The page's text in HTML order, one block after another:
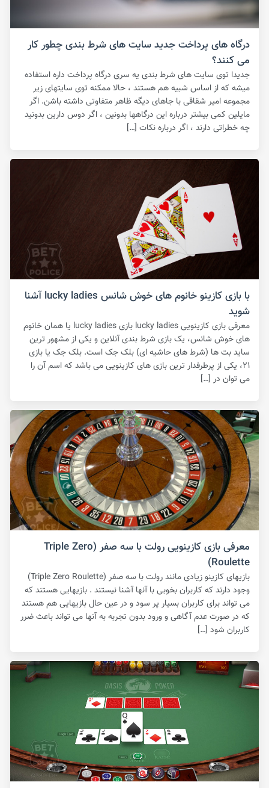
درگاه های پرداخت جدید سایت های شرط بندی چطور کار
می کنند؟
جدیدا توی سایت های شرط بندی یه سری درگاه پرداخت داره استفاده
میشه که از اساس شبیه هم هستند ، حالا ممکنه توی سایتهای زیر
مجموعه امیر شقاقی با جاهای دیگه ظاهر متفاوتی داشته باشن. اگر
مایلین کمی بیشتر درباره این درگاهها بدونین ، اگر دوس دارین بدونید
چه خطراتی دارند ، اگر درباره نکات […]
با بازی کازینو خانوم های خوش شانس lucky ladies آشنا
شوید
معرفی بازی کازینویی lucky ladies بازی lucky ladies یا همان خانوم
های خوش شانس، یک بازی شرط بندی آنلاین و یکی از مشهور ترین
ساید بت ها (شرط های حاشیه ای) بلک جک است‌. بلک جک یا بازی
۲۱، یکی از پرطرفدار ترین بازی های کازینویی می باشد که اسم آن را
می توان در […]
معرفی بازی کازینویی رولت با سه صفر (Triple Zero
Roulette)
بازیهای کازینو زیادی مانند رولت با سه صفر (Triple Zero Roulette)
وجود دارند که کاربران بخوبی با آنها آشنا نیستند . بازیهایی هستند که
می تواند برای کاربران بسیار پر سود و در عین حال بازیهایی هم هستند
که در صورت عدم آگاهی و ورود بدون تجربه به آنها می تواند باعث ضرر
کاربران شود […]